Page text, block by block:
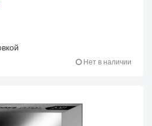
Нет в наличии